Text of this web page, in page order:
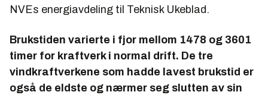
NVEs energiavdeling til Teknisk Ukeblad.
Brukstiden varierte i fjor mellom 1478 og 3601
timer for kraftverk i normal drift. De tre
vindkraftverkene som hadde lavest brukstid er
også de eldste og nærmer seg slutten av sin